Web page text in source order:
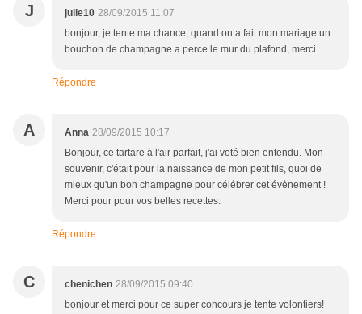
J julie10 28/09/2015 11:07
bonjour, je tente ma chance, quand on a fait mon mariage un
bouchon de champagne a perce le mur du plafond, merci
Répondre
A Anna 28/09/2015 10:17
Bonjour, ce tartare à l'air parfait, j'ai voté bien entendu. Mon
souvenir, c'était pour la naissance de mon petit fils, quoi de
mieux qu'un bon champagne pour célébrer cet évènement !
Merci pour pour vos belles recettes.
Répondre
C chenichen 28/09/2015 09:40
bonjour et merci pour ce super concours je tente volontiers!